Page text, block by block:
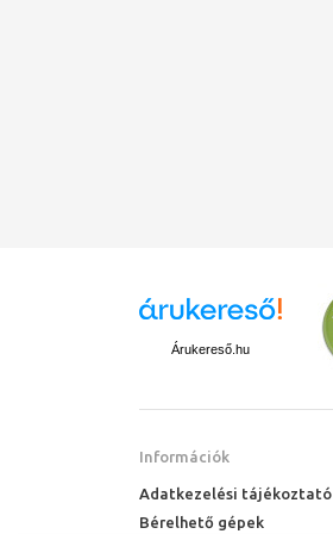
Árukereső.hu
Információk
Adatkezelési tájékoztató
Bérelhető gépek